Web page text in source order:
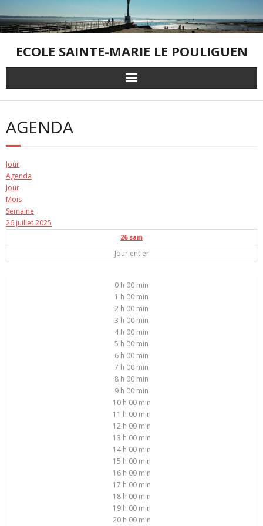
to
content
ECOLE SAINTE-MARIE LE POULIGUEN
AGENDA
Jour
Agenda
Jour
Mois
Semaine
26 juillet 2025
26 sam
Jour entier
0 h 00 min
1 h 00 min
2 h 00 min
3 h 00 min
4 h 00 min
5 h 00 min
6 h 00 min
7 h 00 min
8 h 00 min
9 h 00 min
10 h 00 min
11 h 00 min
12 h 00 min
13 h 00 min
14 h 00 min
15 h 00 min
16 h 00 min
17 h 00 min
18 h 00 min
19 h 00 min
20 h 00 min